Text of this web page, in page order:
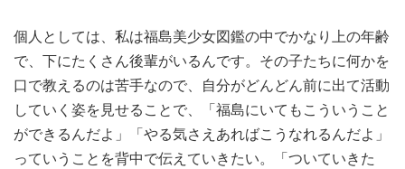
個人としては、私は福島美少女図鑑の中でかなり上の年齢
で、下にたくさん後輩がいるんです。その子たちに何かを
口で教えるのは苦手なので、自分がどんどん前に出て活動
していく姿を見せることで、「福島にいてもこういうこと
ができるんだよ」「やる気さえあればこうなれるんだよ」
っていうことを背中で伝えていきたい。「ついていきた